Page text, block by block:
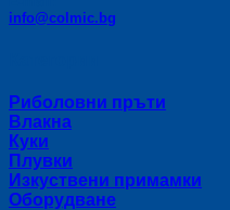
info@colmic.bg
Риболовни пръти
Влакна
Куки
Плувки
Изкуствени примамки
Оборудване